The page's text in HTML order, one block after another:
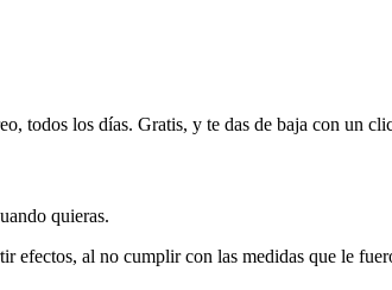
todos los días. Gratis, y te das de baja con un
quieras.
efectos, al no cumplir con las medidas que le